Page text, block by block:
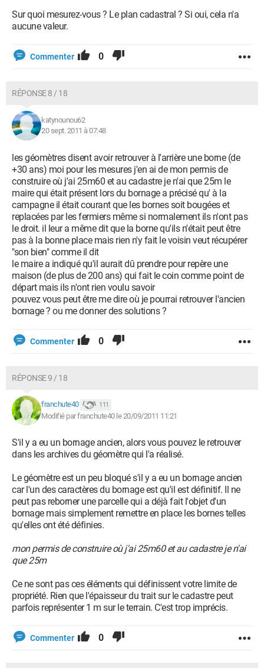
Sur quoi mesurez-vous ? Le plan cadastral ? Si oui, cela n'a
aucune valeur.
Commenter 0
RÉPONSE 8 / 18
katynounou62
20 sept. 2011 à 07:48
les géomètres disent avoir retrouver à l'arrière une borne (de
+30 ans) moi pour les mesures j'en ai de mon permis de
construire où j'ai 25m60 et au cadastre je n'ai que 25m le
maire qui était présent lors du bornage a précisé qu' à la
campagne il était courant que les bornes soit bougées et
replacées par les fermiers même si normalement ils n'ont pas
le droit. il leur a même dit que la borne qu'ils n'était peut être
pas à la bonne place mais rien n'y fait le voisin veut récupérer
"son bien" comme il dit
le maire a indiqué qu'il aurait dû prendre pour repère une
maison (de plus de 200 ans) qui fait le coin comme point de
départ mais ils n'ont rien voulu savoir
pouvez vous peut être me dire où je pourrai retrouver l'ancien
bornage ? ou me donner des solutions ?
Commenter 0
RÉPONSE 9 / 18
franchute40 111
Modifié par franchute40 le 20/09/2011 11:21
S'il y a eu un bornage ancien, alors vous pouvez le retrouver
dans les archives du géomètre qui l'a réalisé.
Le géomètre est un peu bloqué s'il y a eu un bornage ancien
car l'un des caractères du bornage est qu'il est définitif. Il ne
peut pas reborner une parcelle qui a déjà fait l'objet d'un
bornage mais simplement remettre en place les bornes telles
qu'elles ont été définies.
mon permis de construire où j'ai 25m60 et au cadastre je n'ai
que 25m
Ce ne sont pas ces éléments qui définissent votre limite de
propriété. Rien que l'épaisseur du trait sur le cadastre peut
parfois représenter 1 m sur le terrain. C'est trop imprécis.
Commenter 0